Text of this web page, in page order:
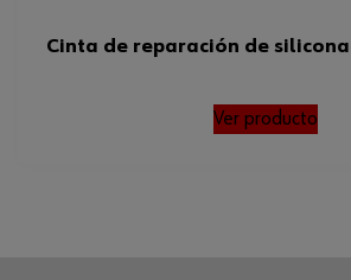
Cinta de reparación de silicona
Ver producto